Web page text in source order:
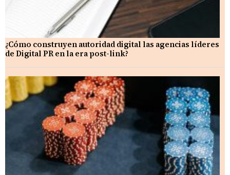
¿Cómo construyen autoridad digital las agencias líderes
de Digital PR en la era post-link?